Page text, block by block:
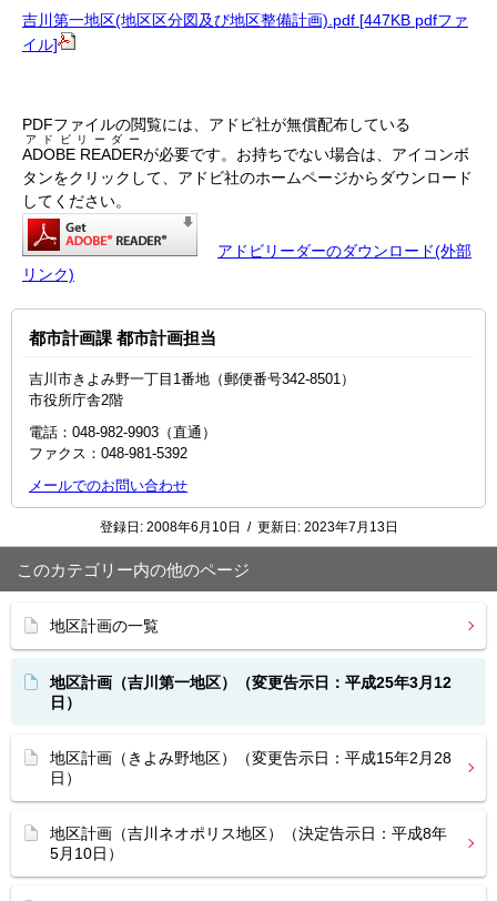
吉川第一地区(地区区分図及び地区整備計画).pdf [447KB pdfファ
イル]
PDFファイルの閲覧には、アドビ社が無償配布している
ADOBE READER
アドビリーダー
が必要です。お持ちでない場合は、アイコンボ
タンをクリックして、アドビ社のホームページからダウンロード
してください。
アドビリーダーのダウンロード(外部
リンク)
都市計画課 都市計画担当
吉川市きよみ野一丁目1番地（郵便番号342-8501）
市役所庁舎2階
電話：048-982-9903（直通）
ファクス：048‐981‐5392
メールでのお問い合わせ
登録日: 2008年6月10日 / 更新日: 2023年7月13日
このカテゴリー内の他のページ
地区計画の一覧
地区計画（吉川第一地区）（変更告示日：平成25年3月12
日）
地区計画（きよみ野地区）（変更告示日：平成15年2月28
日）
地区計画（吉川ネオポリス地区）（決定告示日：平成8年
5月10日）